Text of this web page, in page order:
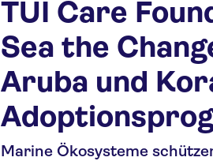
TUI Care
Sea the
Aruba und
Marine Ökosysteme